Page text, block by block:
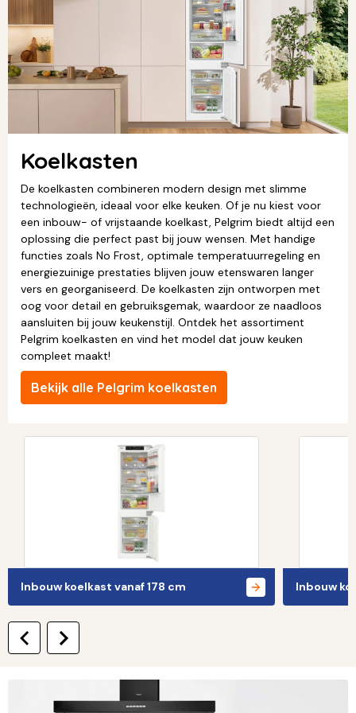
Koelkasten
De koelkasten combineren modern design met slimme
technologieën, ideaal voor elke keuken. Of je nu kiest voor
een inbouw- of vrijstaande koelkast, Pelgrim biedt altijd een
oplossing die perfect past bij jouw wensen. Met handige
functies zoals No Frost, optimale temperatuurregeling en
energiezuinige prestaties blijven jouw etenswaren langer
vers en georganiseerd. De koelkasten zijn ontworpen met
oog voor detail en gebruiksgemak, waardoor ze naadloos
aansluiten bij jouw keukenstijl. Ontdek het assortiment
Pelgrim koelkasten en vind het model dat jouw keuken
compleet maakt!
Bekijk alle Pelgrim koelkasten
Inbouw koelkast vanaf 178 cm Inbouw